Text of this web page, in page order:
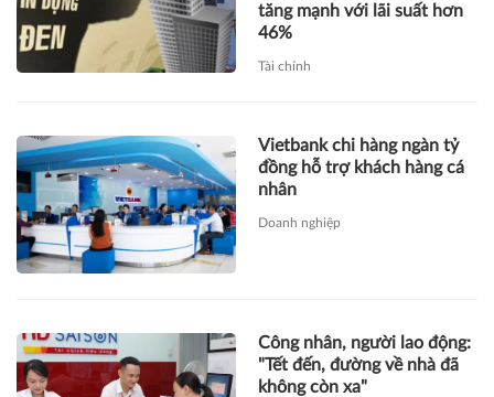
tăng mạnh với lãi suất hơn
46%
Tài chính
Vietbank chi hàng ngàn tỷ
đồng hỗ trợ khách hàng cá
nhân
Doanh nghiệp
Công nhân, người lao động:
"Tết đến, đường về nhà đã
không còn xa"